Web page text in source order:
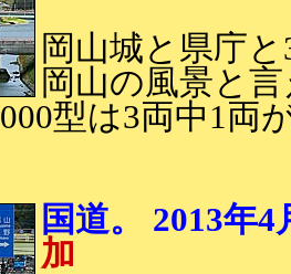
岡山城と県庁
岡山の風景と
型は3両中1両
国道。 2013
加